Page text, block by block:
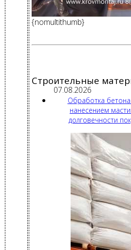
{nomultithumb}
Строительные
07.08.2026
Обработка
нанесением
долговечности